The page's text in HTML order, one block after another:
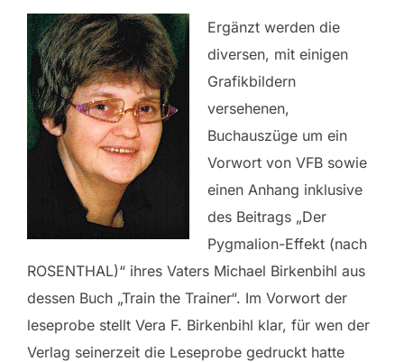
Ergänzt werden die
diversen, mit einigen
Grafikbildern
versehenen,
Buchauszüge um ein
Vorwort von VFB sowie
einen Anhang inklusive
des Beitrags „Der
Pygmalion-Effekt (nach
ROSENTHAL)“ ihres Vaters Michael Birkenbihl aus
dessen Buch „Train the Trainer“. Im Vorwort der
leseprobe stellt Vera F. Birkenbihl klar, für wen der
Verlag seinerzeit die Leseprobe gedruckt hatte